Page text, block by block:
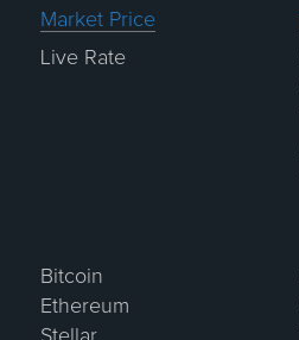
Market Price
Live Rate
Bitcoin
Ethereum